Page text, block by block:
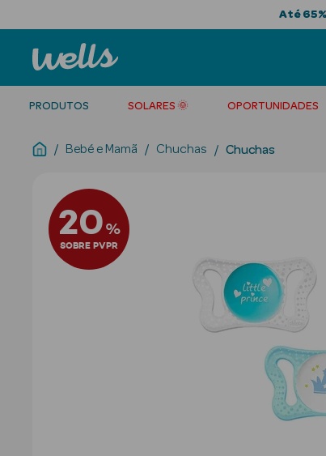
Até 65%
PRODUTOS SOLARES 🌞 OPORTUNIDADES
Bebé e Mamã Chuchas Chuchas
20%
SOBRE PVPR